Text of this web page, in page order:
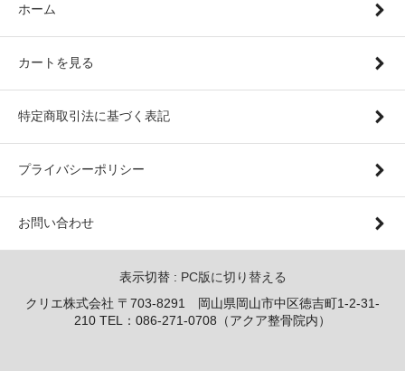
ホーム
カートを見る
特定商取引法に基づく表記
プライバシーポリシー
お問い合わせ
表示切替 : PC版に切り替える
クリエ株式会社 〒703-8291 岡山県岡山市中区徳吉町1-2-31-
210 TEL：086-271-0708（アクア整骨院内）